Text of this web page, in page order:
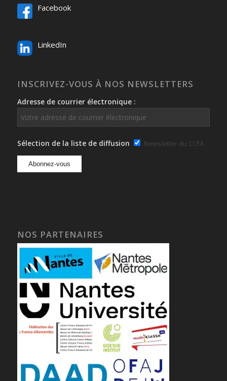
Facebook
LinkedIn
INSCRIVEZ-VOUS À NOS NEWSLETTERS
Adresse de courrier électronique :
Sélection de la liste de diffusion Newsletter du CCFA
NOS PARTENAIRES